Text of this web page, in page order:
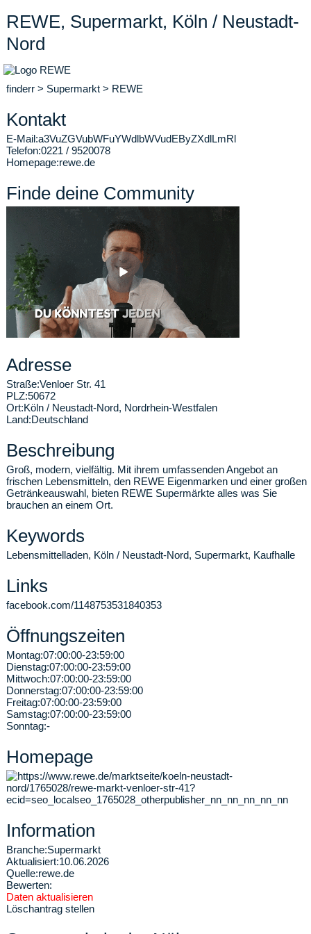
REWE, Supermarkt, Köln / Neustadt-
Nord
finderr > Supermarkt > REWE
Kontakt
E-Mail:a3VuZGVubWFuYWdlbWVudEByZXdlLmRl
Telefon:0221 / 9520078
Homepage:rewe.de
Finde deine Community
Adresse
Straße:Venloer Str. 41
PLZ:50672
Ort:Köln / Neustadt-Nord, Nordrhein-Westfalen
Land:Deutschland
Beschreibung
Groß, modern, vielfältig. Mit ihrem umfassenden Angebot an
frischen Lebensmitteln, den REWE Eigenmarken und einer großen
Getränkeauswahl, bieten REWE Supermärkte alles was Sie
brauchen an einem Ort.
Keywords
Lebensmittelladen, Köln / Neustadt-Nord, Supermarkt, Kaufhalle
Links
facebook.com/1148753531840353
Öffnungszeiten
Montag:07:00:00-23:59:00
Dienstag:07:00:00-23:59:00
Mittwoch:07:00:00-23:59:00
Donnerstag:07:00:00-23:59:00
Freitag:07:00:00-23:59:00
Samstag:07:00:00-23:59:00
Sonntag:-
Homepage
Information
Branche:Supermarkt
Aktualisiert:10.06.2026
Quelle:rewe.de
Bewerten:
Daten aktualisieren
Löschantrag stellen